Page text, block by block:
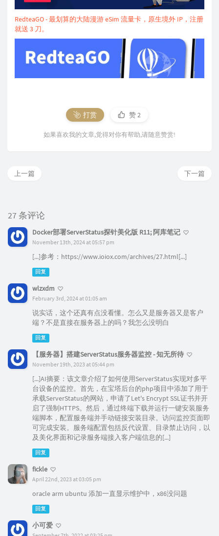
RedteaGO - 最划算的大陆漫游 eSim 流量卡，原生境外 IP，注册
就送 3 刀。
打赏 赞2
如果喜欢我的文章,觉得对你有帮助,请随意赞赏!
下一篇
上一篇
27 条评论
Docker部署ServerStatus探针美化版 R11; 阿库笔记
November 13th, 2024 at 05:57 pm
[...]参考： https://www.ioiox.com/archives/27.html[...]
回复
wlzxdm
February 3rd, 2024 at 01:05 am
说实话，这个还真有点没看懂。怎么又是服务器又是客户
端？不是直接在服务器上的吗？我怎么没明白
回复
【服务器】搭建ServerStatus服务器监控 - 知无所待
November 19th, 2023 at 05:44 pm
[...]AI摘要：该文章介绍了如何使用ServerStatus实现对多平
台设备的监控。首先，在宝塔后台的php项目中添加了用于
承载ServerStatus的网站，申请了Let's Encrypt SSL证书并开
启了强制HTTPS。然后，通过终端下载并运行一键安装服务
端脚本，配置服务端并手动链接安装目录。访问监控页面即
可完成安装。服务端配置包括反代设置、目录禁止访问，以
及美化界面和记录服务端接入客户端信息的[...]
回复
fickle
April 22nd, 2023 at 03:05 pm
oracle arm ubuntu 添加一直显示维护中，x86没问题
回复
小可爱